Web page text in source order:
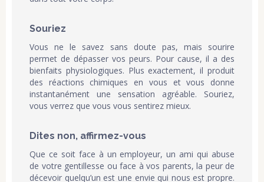
Souriez
Vous ne le savez sans doute pas, mais sourire
permet de dépasser vos peurs. Pour cause, il a des
bienfaits physiologiques. Plus exactement, il produit
des réactions chimiques en vous et vous donne
instantanément une sensation agréable. Souriez,
vous verrez que vous vous sentirez mieux.
Dites non, affirmez-vous
Que ce soit face à un employeur, un ami qui abuse
de votre gentillesse ou face à vos parents, la peur de
décevoir quelqu’un est une envie qui nous est propre.